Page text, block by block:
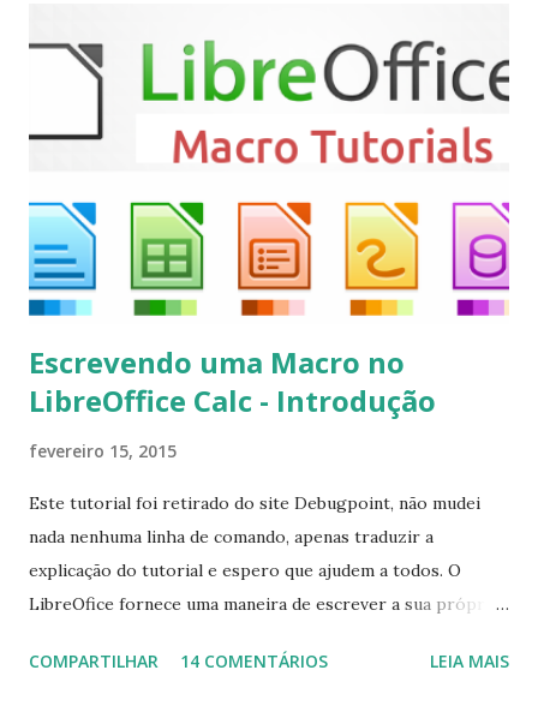
sudo apt-get install kodi Use o comando a seguir para
instalar codecs de áudio e outros complementos,
executando: $ sudo apt-get install --install-suggests
kodi Para remover, execute: $ sudo apt-get remove
Escrevendo uma Macro no
LibreOffice Calc - Introdução
fevereiro 15, 2015
Este tutorial foi retirado do site Debugpoint, não mudei
nada nenhuma linha de comando, apenas traduzir a
explicação do tutorial e espero que ajudem a todos. O
LibreOfice fornece uma maneira de escrever a sua própria
aplicativo de escritório. Você pode usar Python ou Basic
COMPARTILHAR 14 COMENTÁRIOS LEIA MAIS